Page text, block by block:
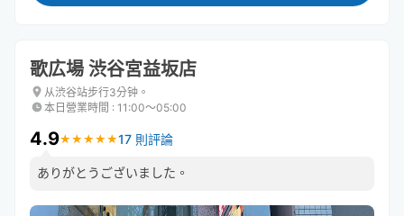
歌広場 渋谷宮益坂店
从渋谷站步行3分钟。
本日營業時間 : 11:00〜05:00
4.9★ ★ ★ ★ ★
★ ★ ★ ★ ★17 則評論
ありがとうございました。